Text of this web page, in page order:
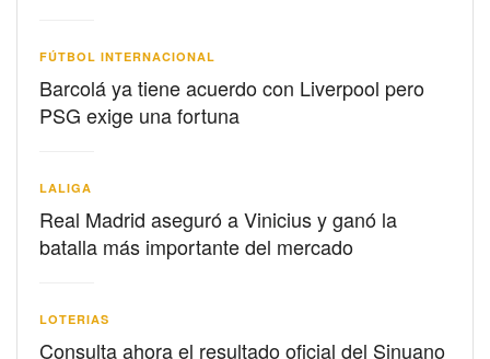
FÚTBOL INTERNACIONAL
Barcolá ya tiene acuerdo con Liverpool pero
PSG exige una fortuna
LALIGA
Real Madrid aseguró a Vinicius y ganó la
batalla más importante del mercado
LOTERIAS
Consulta ahora el resultado oficial del Sinuano